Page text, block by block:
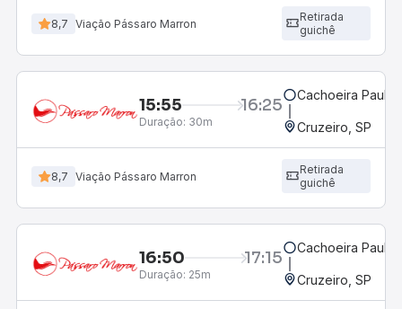
8,7 Viação Pássaro Marron
Retirada
guichê
15:55 16:25
Duração: 30m
Cachoeira
Cruzeiro, SP
8,7 Viação Pássaro Marron
Retirada
guichê
16:50 17:15
Duração: 25m
Cachoeira
Cruzeiro, SP